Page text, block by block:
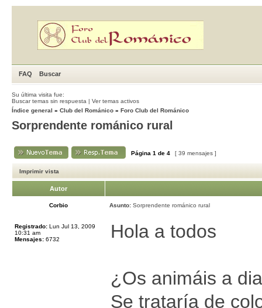
FAQ Buscar
Su última visita fue:
Buscar temas sin respuesta | Ver temas activos
Índice general » Club del Románico » Foro Club del Románico
Sorprendente románico rural
Página 1 de 4 [ 39 mensajes ]
Imprimir vista
Autor
Corbio Asunto: Sorprendente románico rural
Registrado: Lun Jul 13, 2009
10:31 am
Mensajes: 6732 Hola a todos
¿Os animáis a
Se trataría de